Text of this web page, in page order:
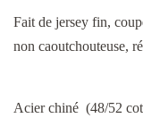
Fait de jersey fin,
non caoutchouteuse,
Acier chiné (48/52